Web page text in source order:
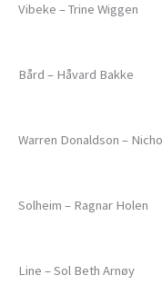
Vibeke – Trine Wiggen
Bård – Håvard Bakke
Warren Donaldson –
Solheim – Ragnar Holen
Line – Sol Beth Arnøy